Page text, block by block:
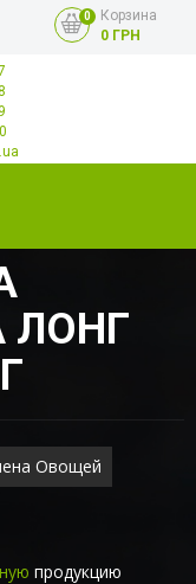
0
Корзина
0 ГРН
ЛОНГ
Овощей
продукцию